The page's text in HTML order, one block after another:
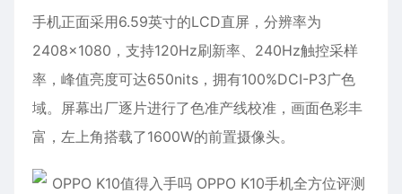
手机正面采用6.59英寸的LCD直屏，分辨率为
2408×1080，支持120Hz刷新率、240Hz触控采样
率，峰值亮度可达650nits，拥有100%DCI-P3广色
域。屏幕出厂逐片进行了色准产线校准，画面色彩丰
富，左上角搭载了1600W的前置摄像头。